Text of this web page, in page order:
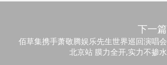
下一篇
佰草集携手萧敬腾娱乐先生世界巡回演唱会
北京站 膜力全开,实力不掺水